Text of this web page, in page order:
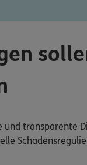
transparente